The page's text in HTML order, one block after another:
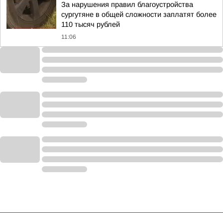
За нарушения правил благоустройства
сургутяне в общей сложности заплатят более
110 тысяч рублей
11:06